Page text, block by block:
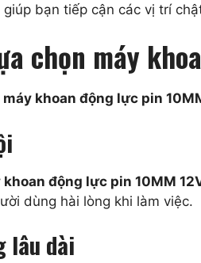
bạn tiếp cận các vị trí
chọn máy
máy khoan động lực pin
khoan động lực pin 10MM
dùng hài lòng khi làm việc.
lâu dài